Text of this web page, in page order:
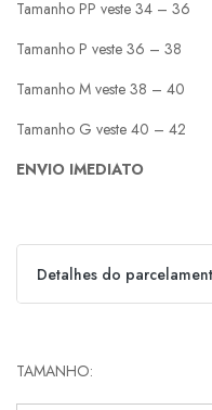
Tamanho PP veste 34 – 36
Tamanho P veste 36 – 38
Tamanho M veste 38 – 40
Tamanho G veste 40 – 42
ENVIO IMEDIATO
Detalhes do
TAMANHO